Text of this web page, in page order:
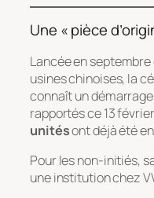
Une « pièce
Lancée en
usines chinoises, la
connaît un
rapportés ce 13
unitésont déjà été
Pour les non-initiés,
une institution chez